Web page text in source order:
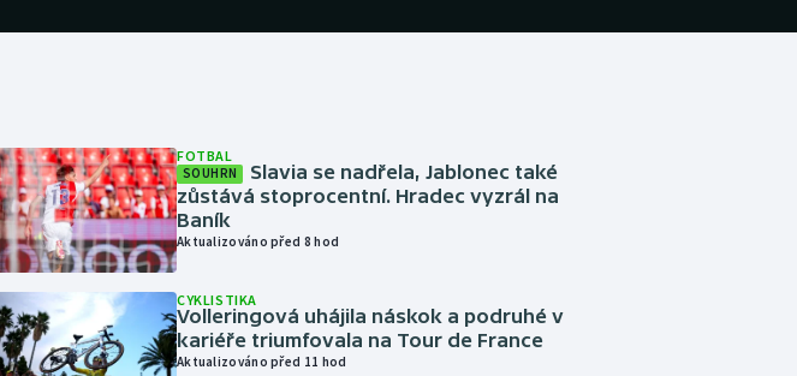
FOTBAL
SOUHRN
Slavia se nadřela, Jablonec také
zůstává stoprocentní. Hradec vyzrál na
Baník
Aktualizováno před 8 hod
CYKLISTIKA
Volleringová uhájila náskok a podruhé v
kariéře triumfovala na Tour de France
Aktualizováno před 11 hod